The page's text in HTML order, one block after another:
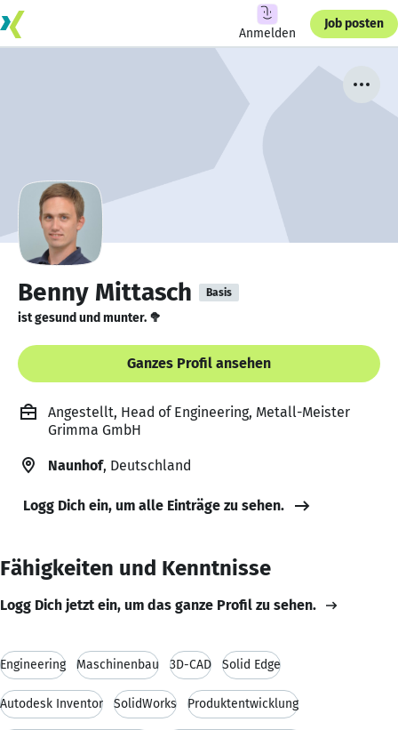
Anmelden
Job posten
Benny Mittasch Basis
ist gesund und munter. 🥦
Ganzes Profil ansehen
Angestellt, Head of Engineering, Metall-Meister
Grimma GmbH
Naunhof, Deutschland
Logg Dich ein, um alle Einträge zu sehen.
Fähigkeiten und Kenntnisse
Logg Dich jetzt ein, um das ganze Profil zu sehen.
Engineering Maschinenbau 3D-CAD Solid Edge
Autodesk Inventor SolidWorks Produktentwicklung